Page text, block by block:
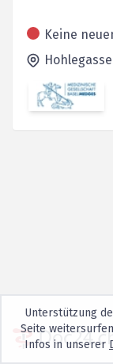
Keine
Unterstützung
Seite
Infos in unserer